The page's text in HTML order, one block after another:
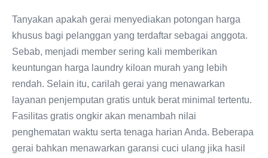
Tanyakan apakah gerai menyediakan potongan harga
khusus bagi pelanggan yang terdaftar sebagai anggota.
Sebab, menjadi member sering kali memberikan
keuntungan harga laundry kiloan murah yang lebih
rendah. Selain itu, carilah gerai yang menawarkan
layanan penjemputan gratis untuk berat minimal tertentu.
Fasilitas gratis ongkir akan menambah nilai
penghematan waktu serta tenaga harian Anda. Beberapa
gerai bahkan menawarkan garansi cuci ulang jika hasil